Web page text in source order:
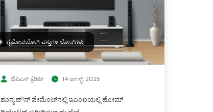
ಗೃಹೋಪಯೋಗಿ ವಸ್ತುಗಳ ಲೋನ್‌ಗಳು
ಟಿವಿಎಸ್ ಕ್ರೆಡಿಟ್ 14 ಆಗಸ್ಟ್, 2025
ಶೂನ್ಯ ಡೌನ್ ಪೇಮೆಂಟ್‌ನಲ್ಲಿ ಇಎಂಐಯಲ್ಲಿ ಹೋಮ್